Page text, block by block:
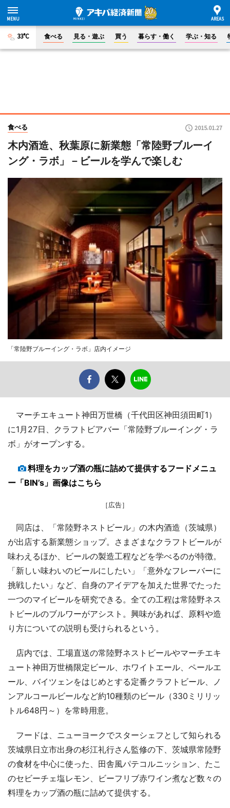
33°C 食べる 見る・遊ぶ 買う 暮らす・働く 学ぶ・知る
食べる 2015.01.27
木内酒造、秋葉原に新業態「常陸野ブルーイ
ング・ラボ」－ビールを学んで楽しむ
「常陸野ブルーイング・ラボ」店内イメージ
マーチエキュート神田万世橋（千代田区神田須田町1）
に1月27日、クラフトビアバー「常陸野ブルーイング・ラ
ボ」がオープンする。
料理をカップ酒の瓶に詰めて提供するフードメニュ
ー「BIN’s」画像はこちら
［広告］
同店は、「常陸野ネストビール」の木内酒造（茨城県）
が出店する新業態ショップ。さまざまなクラフトビールが
味わえるほか、ビールの製造工程などを学べるのが特徴。
「新しい味わいのビールにしたい」「意外なフレーバーに
挑戦したい」など、自身のアイデアを加えた世界でたった
一つのマイビールを研究できる。全ての工程は常陸野ネス
トビールのブルワーがアシスト。興味があれば、原料や造
り方についての説明も受けられるという。
店内では、工場直送の常陸野ネストビールやマーチエキ
ュート神田万世橋限定ビール、ホワイトエール、ペールエ
ール、バイツェンをはじめとする定番クラフトビール、ノ
ンアルコールビールなど約10種類のビール（330ミリリッ
トル648円～）を常時用意。
フードは、ニューヨークでスターシェフとして知られる
茨城県日立市出身の杉江礼行さん監修の下、茨城県常陸野
の食材を中心に使った、田舎風パテコルニッション、たこ
のセビーチェ塩レモン、ビーフリブ赤ワイン煮など数々の
料理をカップ酒の瓶に詰めて提供する。